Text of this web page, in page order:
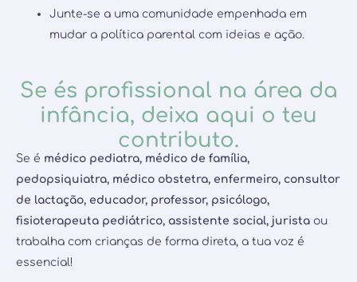
Junte-se a uma comunidade empenhada em
mudar a política parental com ideias e ação.
Se és profissional na área da
infância, deixa aqui o teu
contributo.
Se é médico pediatra, médico de família,
pedopsiquiatra, médico obstetra, enfermeiro, consultor
de lactação, educador, professor, psicólogo,
fisioterapeuta pediátrico, assistente social, jurista ou
trabalha com crianças de forma direta, a tua voz é
essencial!